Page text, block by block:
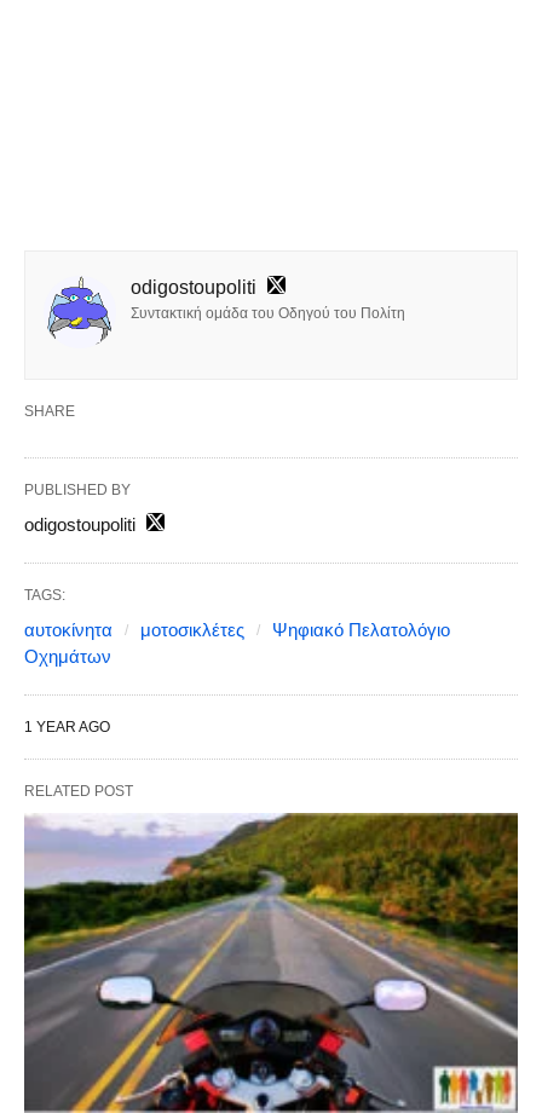
odigostoupoliti
Συντακτική ομάδα του Οδηγού του Πολίτη
SHARE
PUBLISHED BY
odigostoupoliti
TAGS:
αυτοκίνητα μοτοσικλέτες
Ψηφιακό Πελατολόγιο
Οχημάτων
1 YEAR AGO
RELATED POST